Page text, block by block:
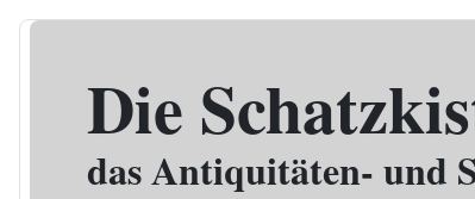
Zum Inhalt
Die
das Antiquitäten- und